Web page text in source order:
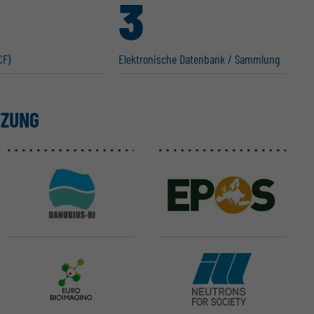
Elektro­nische Datenbank / Sammlung
3